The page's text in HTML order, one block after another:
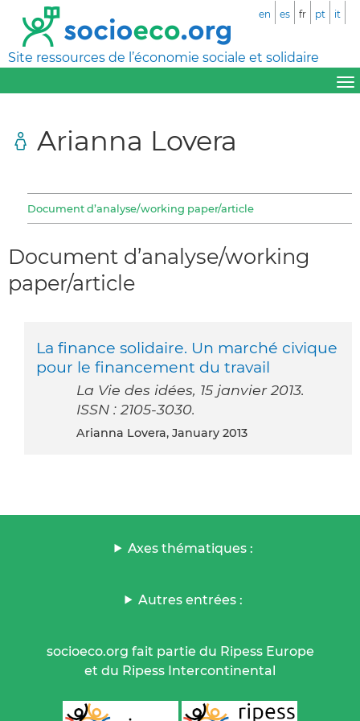
Site ressources de l’économie sociale et solidaire
en es fr pt it
Arianna Lovera
Document d’analyse/working paper/article
Document d’analyse/working
paper/article
La finance solidaire. Un marché civique
pour le financement du travail
La Vie des idées, 15 janvier 2013.
ISSN : 2105-3030.
Arianna Lovera, January 2013
Axes thématiques :
Autres entrées :
socioeco.org fait partie du Ripess Europe
et du Ripess Intercontinental